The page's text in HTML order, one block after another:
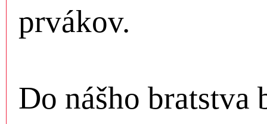
prvákov.
Do nášho